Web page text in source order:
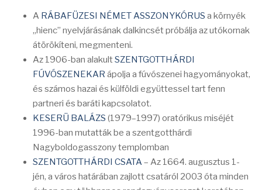
A RÁBAFÜZESI NÉMET ASSZONYKÓRUS a környék
„hienc” nyelvjárásának dalkincsét próbálja az utókornak
átörökíteni, megmenteni.
Az 1906-ban alakultSZENTGOTTHÁRDI
FÚVÓSZENEKAR ápolja a fúvószenei hagyományokat,
és számos hazai és külföldi együttessel tart fenn
partneri és baráti kapcsolatot.
KESERÜ BALÁZS (1979–1997) oratórikus miséjét
1996-ban mutatták be a szentgotthárdi
Nagyboldogasszony templomban
SZENTGOTTHÁRDI CSATA– Az 1664. augusztus 1-
jén, a város határában zajlott csatáról 2003 óta minden